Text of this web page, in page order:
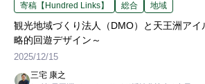
寄稿【Hundred Links】 総合 地域
観光地域づくり法人（DMO）と天王洲ア
略的回遊デザイン～
2025/12/15
三宅 康之